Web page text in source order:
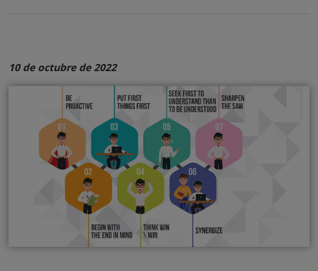
10 de octubre de 2022